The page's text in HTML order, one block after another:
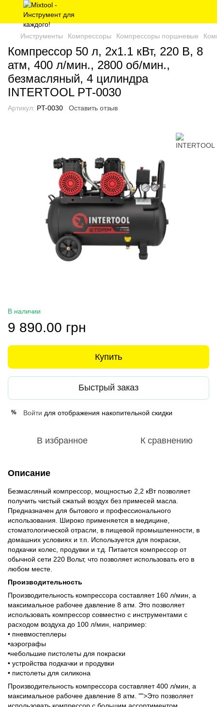
Инструменты Компрессоры Компрессоры поршневые
Компрессор 50 л, 2x1.1 кВт, 220 В, 8
атм, 400 л/мин., 2800 об/мин.,
безмасляный, 4 цилиндра
INTERTOOL PT-0030
Артикул: PT-0030 Оставить отзыв
В наличии
9 890.00 грн
Купить
Быстрый заказ
% Войти для отображения накопительной скидки
В избранное К сравнению
Описание
Безмасляный компрессор, мощностью 2,2 кВт позволяет
получить чистый сжатый воздух без примесей масла.
Предназначен для бытового и профессионального
использования.
Широко применяется в медицине,
стоматологической отрасли, в пищевой промышленности, в
домашних условиях и т.п.
Используется для покраски,
подкачки колес, продувки и т.д. Питается компрессор от
обычной сети 220 Вольт, что позволяет использовать его в
любом месте.
Производительность
Производительность компрессора составляет 160 л/мин, а
максимальное рабочее давление 8 атм. Это позволяет
использовать компрессор совместно с инструментами с
расходом воздуха до 100 л/мин, например:
• пневмостеплеры
•аэрографы
•небольшие пистолеты для покраски
• устройства подкачки и продувки
• пистолеты для силикона
Производительность компрессора составляет 400 л/мин, а
максимальное рабочее давление 8 атм. "">Это позволяет
использовать компрессор с большим ассортиментом